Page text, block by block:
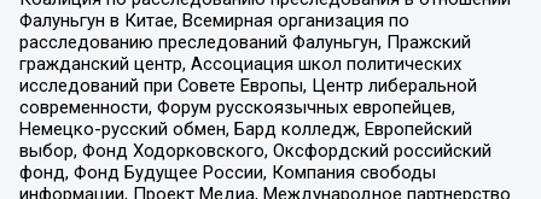
Фалуньгун в Китае, Всемирная организация по
расследованию преследований Фалуньгун, Пражский
гражданский центр, Ассоциация школ политических
исследований при Совете Европы, Центр либеральной
современности, Форум русскоязычных европейцев,
Немецко-русский обмен, Бард колледж, Европейский
выбор, Фонд Ходорковского, Оксфордский российский
фонд, Фонд Будущее России, Компания свободы
информации, Проект Медиа, Международное партнерство